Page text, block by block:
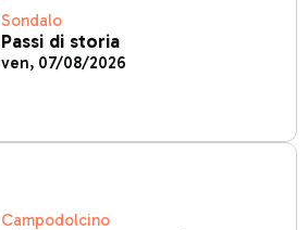
Sondalo
Passi di storia
ven, 07/08/2026
Campodolcino